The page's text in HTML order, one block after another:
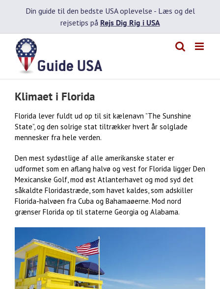
Din guide til den bedste USA oplevelse - Læs og del
rejsetips på Rejs Dig Rig i USA
Klimaet i Florida
Florida lever fuldt ud op til sit kælenavn ”The Sunshine
State”, og den solrige stat tiltrækker hvert år solglade
mennesker fra hele verden.
Den mest sydøstlige af alle amerikanske stater er
udformet som en aflang halvø og vest for Florida ligger Den
Mexicanske Golf, mod øst Atlanterhavet og mod syd det
såkaldte Floridastræde, som havet kaldes, som adskiller
Florida-halvøen fra Cuba og Bahamaøerne. Mod nord
grænser Florida op til staterne Georgia og Alabama.